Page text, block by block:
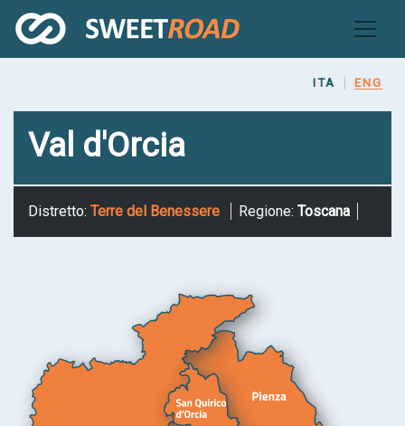
to
main
ITA ENG
Val d'Orcia
Distretto: Terre del Benessere Regione: Toscana